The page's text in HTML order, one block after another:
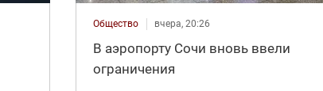
Общество вчера, 20:26
В аэропорту Сочи вновь ввели
ограничения